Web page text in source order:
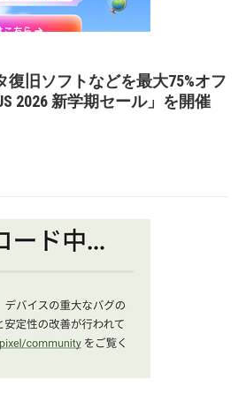
復旧ソフトなどを最大75%オフ
2026 新学期セール」を開催